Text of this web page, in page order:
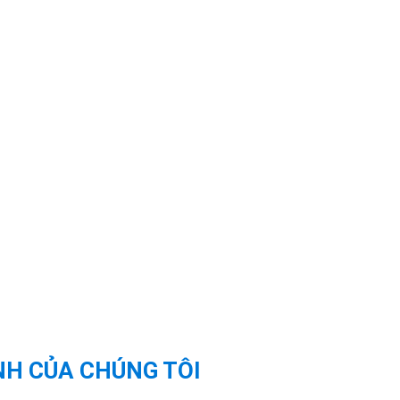
CỦA CHÚNG TÔI